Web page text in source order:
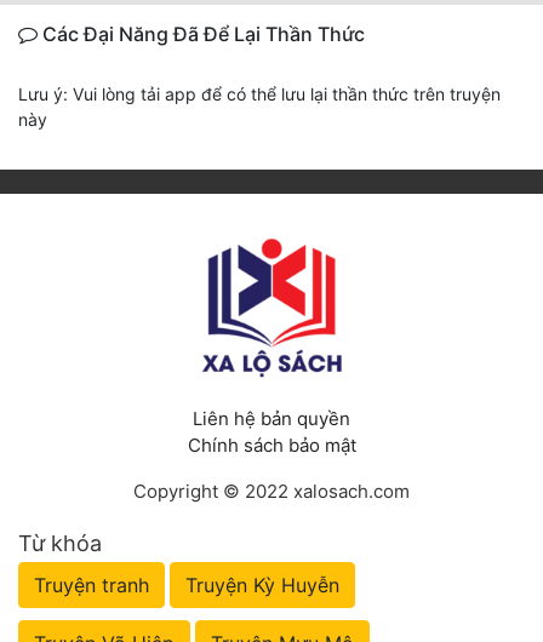
Các Đại Năng Đã Để Lại Thần Thức
Lưu ý: Vui lòng tải app để có thể lưu lại thần thức trên truyện
này
Liên hệ bản quyền
Chính sách bảo mật
Copyright © 2022 xalosach.com
Từ khóa
Truyện tranh Truyện Kỳ Huyễn